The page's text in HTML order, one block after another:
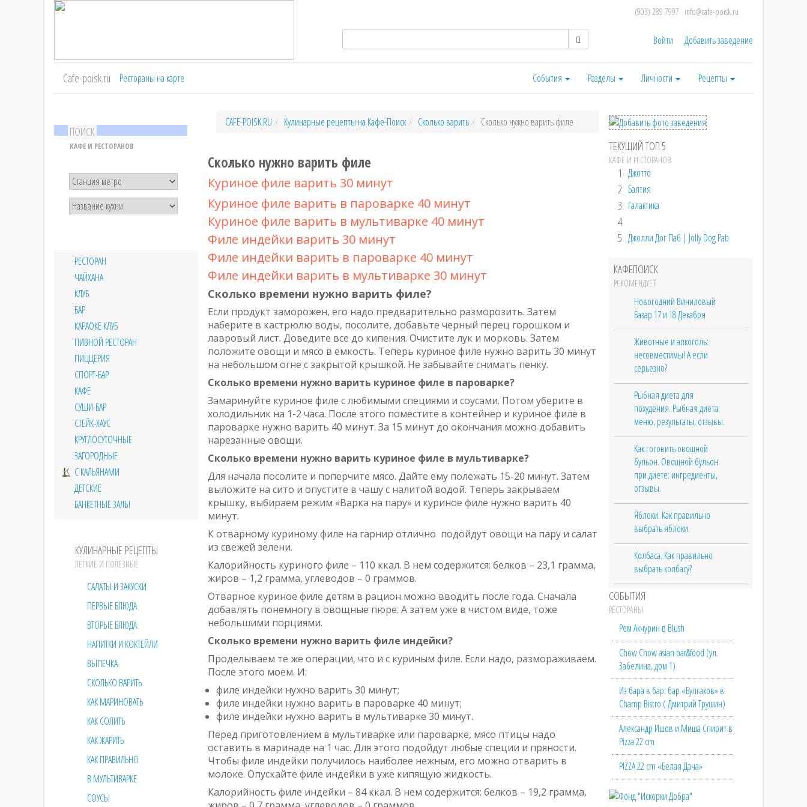
(903) 289 7997 info@cafe-poisk.ru
Войти Добавить заведение
Cafe-poisk.ru Рестораны на карте События Разделы Личности Рецепты
CAFE-POISK.RU Кулинарные рецепты на Кафе-Поиск Сколько варить Сколько нужно варить филе
Сколько нужно варить филе
Куриное филе варить 30 минут
Куриное филе варить в пароварке 40 минут
Куриное филе варить в мультиварке 40 минут
Филе индейки варить 30 минут
Филе индейки варить в пароварке 40 минут
Филе индейки варить в мультиварке 30 минут
Сколько времени нужно варить филе?
Если продукт заморожен, его надо предварительно разморозить. Затем
наберите в кастрюлю воды, посолите, добавьте черный перец горошком и
лавровый лист. Доведите все до кипения. Очистите лук и морковь. Затем
положите овощи и мясо в емкость. Теперь куриное филе нужно варить 30 минут
на небольшом огне с закрытой крышкой. Не забывайте снимать пенку.
Сколько времени нужно варить куриное филе в пароварке?
Замаринуйте куриное филе с любимыми специями и соусами. Потом уберите в
холодильник на 1-2 часа. После этого поместите в контейнер и куриное филе в
пароварке нужно варить 40 минут. За 15 минут до окончания можно добавить
нарезанные овощи.
Сколько времени нужно варить куриное филе в мультиварке?
Для начала посолите и поперчите мясо. Дайте ему полежать 15-20 минут. Затем
выложите на сито и опустите в чашу с налитой водой. Теперь закрываем
крышку, выбираем режим «Варка на пару» и куриное филе нужно варить 40
минут.
К отварному куриному филе на гарнир отлично подойдут овощи на пару и салат
из свежей зелени.
Калорийность куриного филе – 110 ккал. В нем содержится: белков – 23,1 грамма,
жиров – 1,2 грамма, углеводов – 0 граммов.
Отварное куриное филе детям в рацион можно вводить после года. Сначала
добавлять понемногу в овощные пюре. А затем уже в чистом виде, тоже
небольшими порциями.
Сколько времени нужно варить филе индейки?
Проделываем те же операции, что и с куриным филе. Если надо, размораживаем.
После этого моем. И:
филе индейки нужно варить 30 минут;
филе индейки нужно варить в пароварке 40 минут;
филе индейки нужно варить в мультиварке 30 минут.
Перед приготовлением в мультиварке или пароварке, мясо птицы надо
оставить в маринаде на 1 час. Для этого подойдут любые специи и пряности.
Чтобы филе индейки получилось наиболее нежным, его можно отварить в
молоке. Опускайте филе индейки в уже кипящую жидкость.
Калорийность филе индейки – 84 ккал. В нем содержится: белков – 19,2 грамма,
ПОИСК
КАФЕ И РЕСТОРАНОВ
РЕСТОРАН
ЧАЙХАНА
КЛУБ
БАР
КАРАОКЕ КЛУБ
ПИВНОЙ РЕСТОРАН
ПИЦЦЕРИЯ
СПОРТ-БАР
КАФЕ
СУШИ-БАР
СТЕЙК-ХАУС
КРУГЛОСУТОЧНЫЕ
ЗАГОРОДНЫЕ
С КАЛЬЯНАМИ
ДЕТСКИЕ
БАНКЕТНЫЕ ЗАЛЫ
КУЛИНАРНЫЕ РЕЦЕПТЫ
ЛЕГКИЕ И ПОЛЕЗНЫЕ
САЛАТЫ И ЗАКУСКИ
ПЕРВЫЕ БЛЮДА
ВТОРЫЕ БЛЮДА
НАПИТКИ И КОКТЕЙЛИ
ВЫПЕЧКА
СКОЛЬКО ВАРИТЬ
КАК МАРИНОВАТЬ
КАК СОЛИТЬ
КАК ЖАРИТЬ
КАК ПРАВИЛЬНО
В МУЛЬТИВАРКЕ
СОУСЫ
ТЕКУЩИЙ ТОП 5
КАФЕ И РЕСТОРАНОВ
1 Джотто
2 Балтия
3 Галактика
4
5 Джолли Дог Паб | Jolly Dog Pab
КАФЕПОИСК
РЕКОМЕНДУЕТ
Новогодний Виниловый
Базар 17 и 18 Декабря
Животные и алкоголь:
несовместимы! А если
серьезно?
Рыбная диета для
похудения. Рыбная диета:
меню, результаты, отзывы.
Как готовить овощной
бульон. Овощной бульон
при диете: ингредиенты,
отзывы.
Яблоки. Как правильно
выбрать яблоки.
Колбаса. Как правильно
выбрать колбасу?
СОБЫТИЯ
РЕСТОРАНЫ
Рем Акчурин в Blush
Chow Chow asian bar&food (ул.
Забелина, дом 1)
Из бара в бар: бар «Булгаков» в
Champ Bistro ( Дмитрий Трушин)
Александр Ишов и Миша Спирит в
Pizza 22 cm
PIZZA 22 cm «Белая Дача»